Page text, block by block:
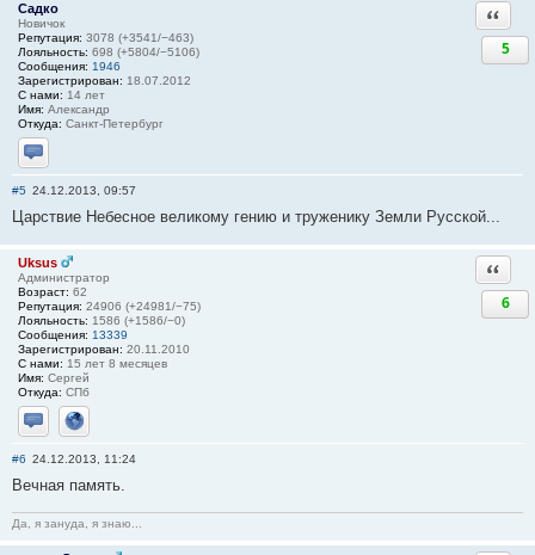
Садко
Новичок
Репутация: 3078 (+3541/−463)
Лояльность: 698 (+5804/−5106)
Сообщения: 1946
Зарегистрирован: 18.07.2012
С нами: 14 лет
Имя: Александр
Откуда: Санкт-Петербург
Отправить личное сообщение
5
#5 24.12.2013, 09:57
Царствие Небесное великому гению и труженику Земли Русской...
Uksus
Администратор
Возраст: 62
Репутация: 24906 (+24981/−75)
Лояльность: 1586 (+1586/−0)
Сообщения: 13339
Зарегистрирован: 20.11.2010
С нами: 15 лет 8 месяцев
Имя: Сергей
Откуда: СПб
Отправить личное сообщение
Сайт
6
#6 24.12.2013, 11:24
Вечная память.
Да, я зануда, я знаю...